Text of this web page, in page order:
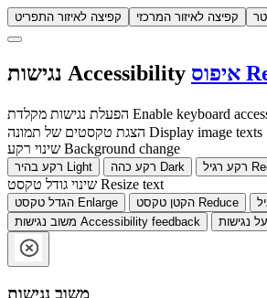
קפיצה לאיזור התפריט קפיצה לאיזור המרכזי
Accessibility
Enable keyboard
Display image texts
Background change
Light Dark
Resize text
Enlarge Reduce
Accessibility feedback
משוב נגישות